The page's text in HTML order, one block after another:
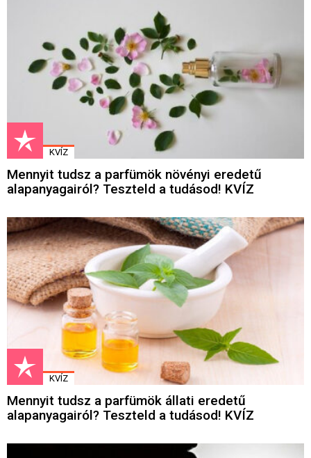
KVÍZ
Mennyit tudsz a parfümök növényi eredetű
alapanyagairól? Teszteld a tudásod! KVÍZ
KVÍZ
Mennyit tudsz a parfümök állati eredetű
alapanyagairól? Teszteld a tudásod! KVÍZ